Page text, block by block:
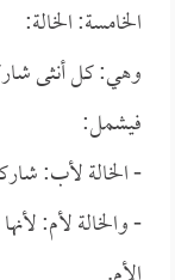
الخامسة: الخالة:
وهي: كل أنثى
فيشمل:
- الخالة لأب:
- والخالة لأم: